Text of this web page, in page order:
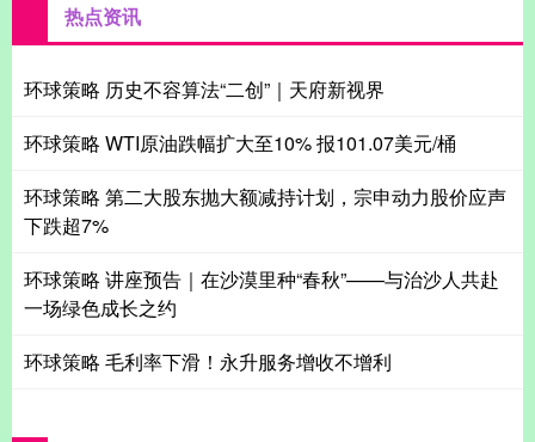
热点资讯
环球策略 历史不容算法“二创”｜天府新视界
环球策略 WTI原油跌幅扩大至10% 报101.07美元/桶
环球策略 第二大股东抛大额减持计划，宗申动力股价应声
下跌超7%
环球策略 讲座预告｜在沙漠里种“春秋”——与治沙人共赴
一场绿色成长之约
环球策略 毛利率下滑！永升服务增收不增利